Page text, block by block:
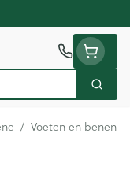
Zoek
/ Voeten en benen